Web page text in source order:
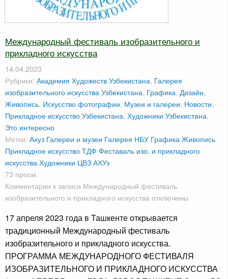
Международный фестиваль изобразительного и
прикладного искусства
14.04.2023
Рубрики: Академия Художеств Узбекистана, Галерея
изобразительного искусства Узбекистана, Графика, Дизайн,
Живопись, Искусство фотографии, Музеи и галереи, Новости,
Прикладное искусство Узбекистана, Художники Узбекистана,
Это интересно
Метки: Ахуз Галереи и музеи Галерея НБУ Графика Живопись
Прикладное искусствоТДФ Феставаль изо. и прикладного
искусства Художники ЦВЗ АХУз
73 просм.
Комментарии к записи Международный фестиваль
изобразительного и прикладного искусства отключены
17 апреля 2023 года в Ташкенте открывается
традиционный Международный фестиваль
изобразительного и прикладного искусства.
ПРОГРАММА МЕЖДУНАРОДНОГО ФЕСТИВАЛЯ
ИЗОБРАЗИТЕЛЬНОГО И ПРИКЛАДНОГО ИСКУССТВА